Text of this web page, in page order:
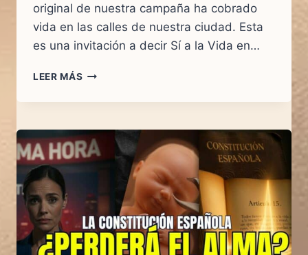
original de nuestra campaña ha cobrado
vida en las calles de nuestra ciudad. Esta
es una invitación a decir Sí a la Vida en…
LEER MÁS LA
DE
SÍ
A
LA
LOS
MEDIOS:
EL
PERIÓDICO